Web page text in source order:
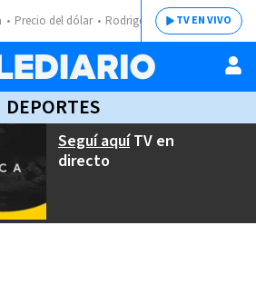
Precio del dólar Rodrigo ChavesTV EN VIVO
DEPORTES
Seguí aquíTV en
directo